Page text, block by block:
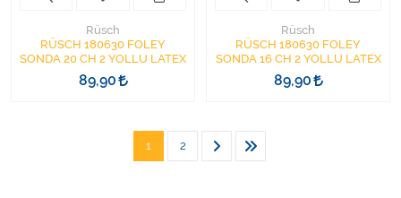
Rüsch
RÜSCH 180630 FOLEY
SONDA 20 CH 2 YOLLU LATEX
89,90
Rüsch
RÜSCH 180630 FOLEY
SONDA 16 CH 2 YOLLU LATEX
89,90
1 2